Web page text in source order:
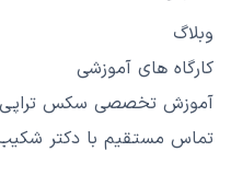
وبلاگ
کارگاه های آموزشی
آموزش تخصصی سکس تراپی
تماس مستقیم با دکتر